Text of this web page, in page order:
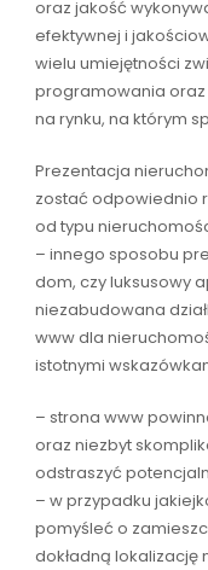
oraz jakość
efektywnej i
wielu umiejętności
programowania
na rynku, na którym
Prezentacja
zostać odpowiednio
od typu
– innego sposobu
dom, czy luksusowy
niezabudowana
www dla
istotnymi
– strona www
oraz niezbyt
odstraszyć
– w przypadku
pomyśleć o
dokładną lokalizację